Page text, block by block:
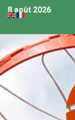
8 août 2026